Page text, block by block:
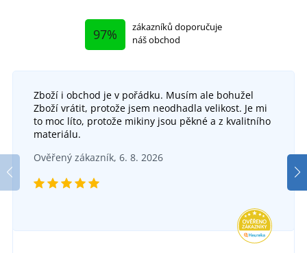
Dámské pletené zimní rukavice
SKLADEM
Dámská spadená zimní čepice s fleecem
357 Kč
97%
zákazníků doporučuje
náš obchod
Zboží i obchod je v pořádku. Musím ale bohužel
Zboží vrátit, protože jsem neodhadla velikost. Je mi
to moc líto, protože mikiny jsou pěkné a z kvalitního
materiálu.
Ověřený zákazník, 6. 8. 2026